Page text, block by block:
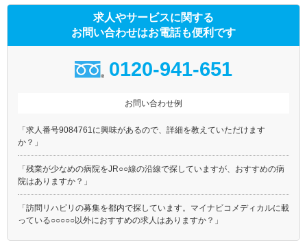
求人やサービスに関する
お問い合わせはお電話も便利です
0120-941-651
お問い合わせ例
「求人番号9084761に興味があるので、詳細を教えていただけます
か？」
「残業が少なめの病院をJR○○線の沿線で探していますが、おすすめの病
院はありますか？」
「訪問リハビリの募集を都内で探しています。マイナビコメディカルに載
っている○○○○○以外におすすめの求人はありますか？」